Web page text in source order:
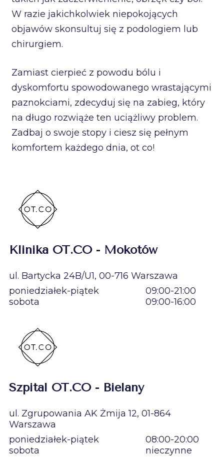
W razie jakichkolwiek niepokojących
objawów skonsultuj się z podologiem lub
chirurgiem.
Zamiast cierpieć z powodu bólu i
dyskomfortu spowodowanego wrastającymi
paznokciami, zdecyduj się na zabieg, który
na długo rozwiąże ten uciążliwy problem.
Zadbaj o swoje stopy i ciesz się pełnym
komfortem każdego dnia, ot co!
Klinika OT.CO - Mokotów
ul. Bartycka 24B/U1, 00-716 Warszawa
poniedziałek-piątek
09:00-21:00
sobota
09:00-16:00
Szpital OT.CO - Bielany
ul. Zgrupowania AK Żmija 12, 01-864
Warszawa
poniedziałek-piątek
08:00-20:00
sobota
nieczynne